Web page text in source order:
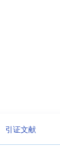
引证文献